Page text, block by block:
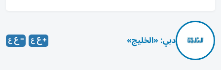
دبي: «الخليج»